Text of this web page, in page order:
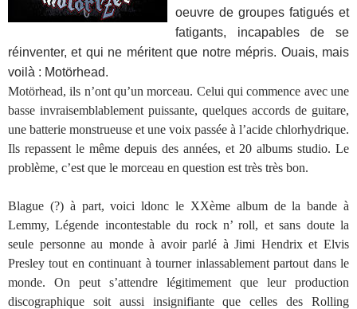
oeuvre de groupes fatigués et
fatigants, incapables de se
réinventer, et qui ne méritent que notre mépris. Ouais, mais
voilà : Motörhead.
Motörhead, ils n’ont qu’un morceau. Celui qui commence avec une
basse invraisemblablement puissante, quelques accords de guitare,
une batterie monstrueuse et une voix passée à l’acide chlorhydrique.
Ils repassent le même depuis des années, et 20 albums studio. Le
problème, c’est que le morceau en question est très très bon.
Blague (?) à part, voici ldonc le XXème album de la bande à
Lemmy, Légende incontestable du rock n’ roll, et sans doute la
seule personne au monde à avoir parlé à Jimi Hendrix et Elvis
Presley tout en continuant à tourner inlassablement partout dans le
monde. On peut s’attendre légitimement que leur production
discographique soit aussi insignifiante que celles des Rolling